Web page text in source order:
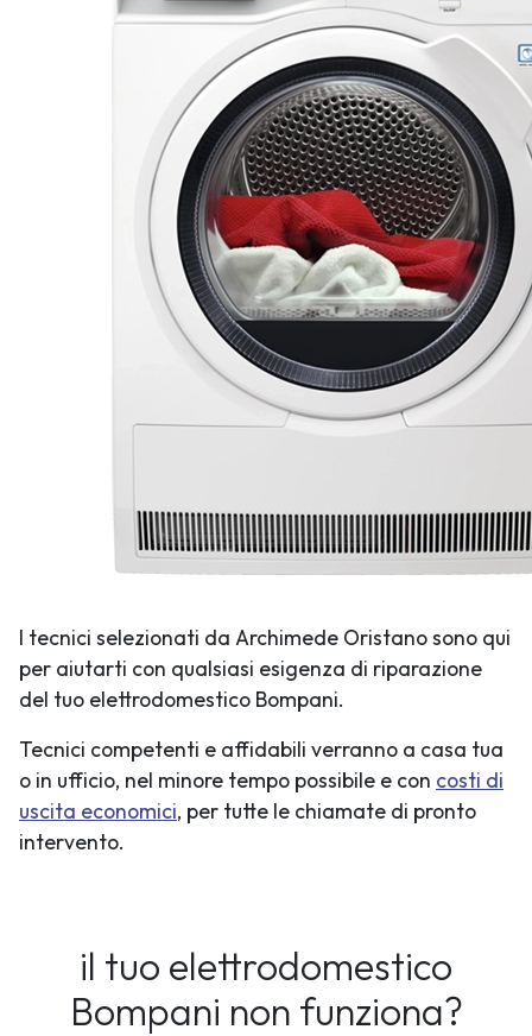
I tecnici selezionati da Archimede Oristano sono qui
per aiutarti con qualsiasi esigenza di riparazione
del tuo elettrodomestico Bompani.
Tecnici competenti e affidabili verranno a casa tua
o in ufficio, nel minore tempo possibile e con costi di
uscita economici, per tutte le chiamate di pronto
intervento.
il tuo elettrodomestico
Bompani non funziona?